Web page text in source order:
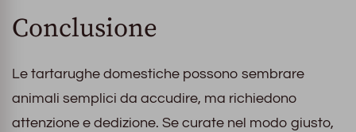
Conclusione
Le tartarughe domestiche possono sembrare
animali semplici da accudire, ma richiedono
attenzione e dedizione. Se curate nel modo giusto,